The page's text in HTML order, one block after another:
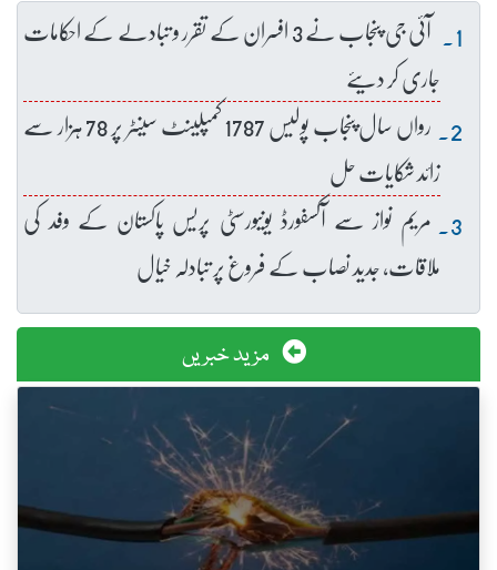
آئی جی پنجاب نے 3 افسران کے تقرر و تبادلے کے احکامات
جاری کر دیئے
رواں سال پنجاب پولیس 1787 کمپلینٹ سینٹر پر 78 ہزار سے
زائد شکایات حل
مریم نواز سے آکسفورڈ یونیورسٹی پریس پاکستان کے وفد کی
ملاقات، جدید نصاب کے فروغ پر تبادلہ خیال
مزید خبریں